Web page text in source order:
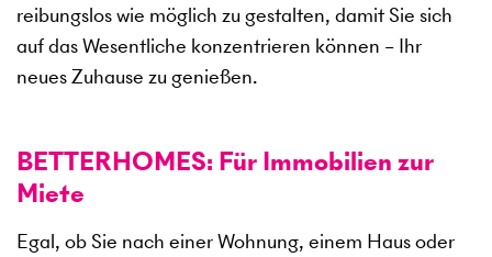
reibungslos wie möglich zu gestalten, damit Sie sich
auf das Wesentliche konzentrieren können – Ihr
neues Zuhause zu genießen.
BETTERHOMES: Für Immobilien zur
Miete
Egal, ob Sie nach einer Wohnung, einem Haus oder